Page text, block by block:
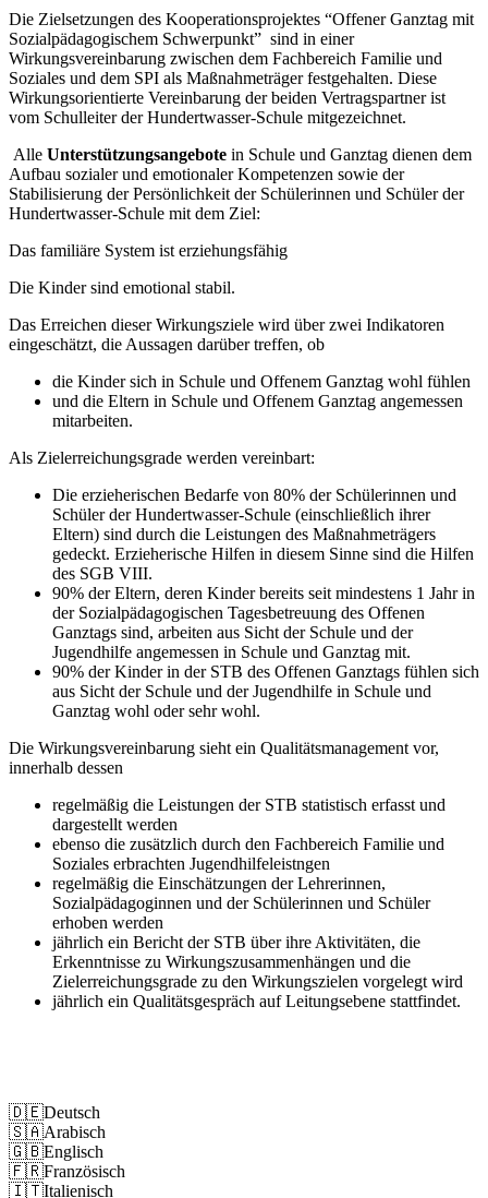
Die Zielsetzungen des Kooperationsprojektes “Offener Ganztag mit
Sozialpädagogischem Schwerpunkt” sind in einer
Wirkungsvereinbarung zwischen dem Fachbereich Familie und
Soziales und dem SPI als Maßnahmeträger festgehalten. Diese
Wirkungsorientierte Vereinbarung der beiden Vertragspartner ist
vom Schulleiter der Hundertwasser-Schule mitgezeichnet.
Alle Unterstützungsangebote in Schule und Ganztag dienen dem
Aufbau sozialer und emotionaler Kompetenzen sowie der
Stabilisierung der Persönlichkeit der Schülerinnen und Schüler der
Hundertwasser-Schule mit dem Ziel:
Das familiäre System ist erziehungsfähig
Die Kinder sind emotional stabil.
Das Erreichen dieser Wirkungsziele wird über zwei Indikatoren
eingeschätzt, die Aussagen darüber treffen, ob
die Kinder sich in Schule und Offenem Ganztag wohl fühlen
und die Eltern in Schule und Offenem Ganztag angemessen
mitarbeiten.
Als Zielerreichungsgrade werden vereinbart:
Die erzieherischen Bedarfe von 80% der Schülerinnen und
Schüler der Hundertwasser-Schule (einschließlich ihrer
Eltern) sind durch die Leistungen des Maßnahmeträgers
gedeckt. Erzieherische Hilfen in diesem Sinne sind die Hilfen
des SGB VIII.
90% der Eltern, deren Kinder bereits seit mindestens 1 Jahr in
der Sozialpädagogischen Tagesbetreuung des Offenen
Ganztags sind, arbeiten aus Sicht der Schule und der
Jugendhilfe angemessen in Schule und Ganztag mit.
90% der Kinder in der STB des Offenen Ganztags fühlen sich
aus Sicht der Schule und der Jugendhilfe in Schule und
Ganztag wohl oder sehr wohl.
Die Wirkungsvereinbarung sieht ein Qualitätsmanagement vor,
innerhalb dessen
regelmäßig die Leistungen der STB statistisch erfasst und
dargestellt werden
ebenso die zusätzlich durch den Fachbereich Familie und
Soziales erbrachten Jugendhilfeleistngen
regelmäßig die Einschätzungen der Lehrerinnen,
Sozialpädagoginnen und der Schülerinnen und Schüler
erhoben werden
jährlich ein Bericht der STB über ihre Aktivitäten, die
Erkenntnisse zu Wirkungszusammenhängen und die
Zielerreichungsgrade zu den Wirkungszielen vorgelegt wird
jährlich ein Qualitätsgespräch auf Leitungsebene stattfindet.
🇩🇪Deutsch
🇸🇦Arabisch
🇬🇧Englisch
🇫🇷Französisch
🇮🇹Italienisch